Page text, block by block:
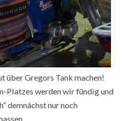
über Gregors Tank machen!
Platzes werden wir fündig und
demnächst nur noch